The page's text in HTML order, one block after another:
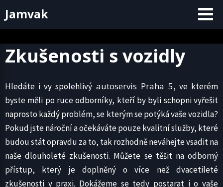
toJamvak
Zkušenosti s vozidly
Hledáte i vy spolehlivý autoservis Praha 5, ve kterém
byste měli po ruce odborníky, kteří by byli schopni vyřešit
naprosto každý problém, se kterým se potýká vaše vozidla?
Pokud jste nároční a očekáváte pouze kvalitní služby, které
budou stát opravdu za to, tak rozhodně neváhejte vsadit na
naše dlouholeté zkušenosti. Můžete se těšit na odborný
přístup, který je doplněný o více než dvacetileté
zkušenosti v praxi. Dokážeme se tedy postarat i o vaše